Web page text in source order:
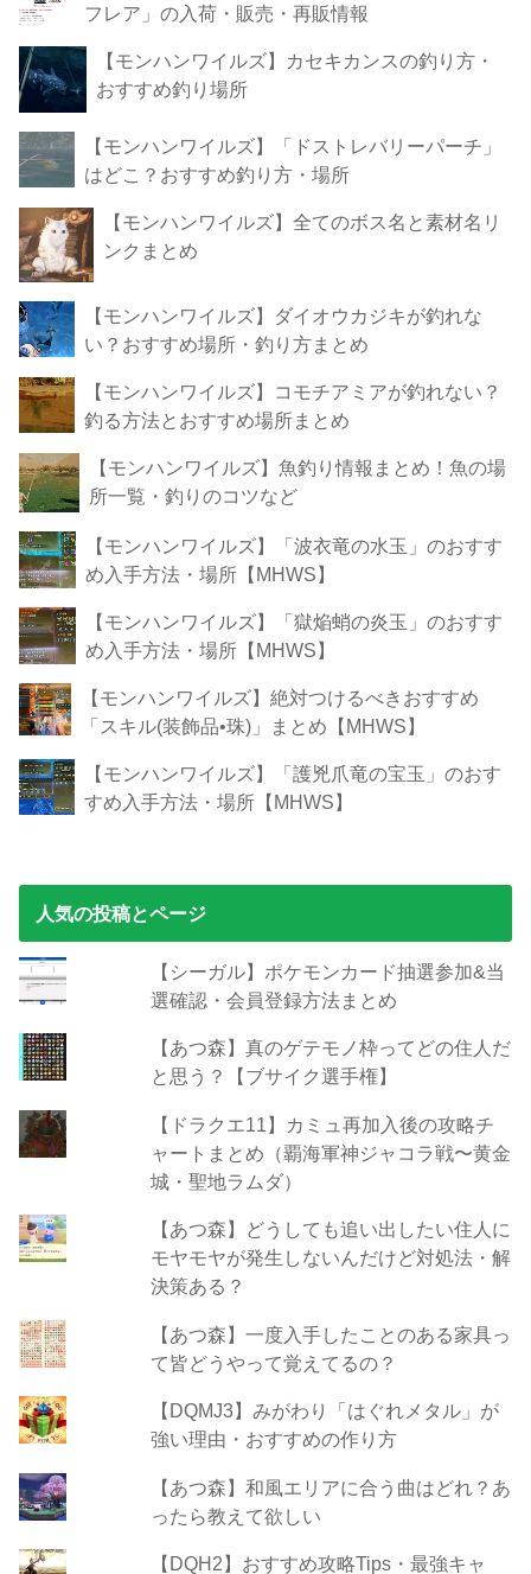
フレア」の入荷・販売・再販情報
【モンハンワイルズ】カセキカンスの釣り方・
おすすめ釣り場所
【モンハンワイルズ】「ドストレバリーパーチ」
はどこ？おすすめ釣り方・場所
【モンハンワイルズ】全てのボス名と素材名リ
ンクまとめ
【モンハンワイルズ】ダイオウカジキが釣れな
い？おすすめ場所・釣り方まとめ
【モンハンワイルズ】コモチアミアが釣れない？
釣る方法とおすすめ場所まとめ
【モンハンワイルズ】魚釣り情報まとめ！魚の場
所一覧・釣りのコツなど
【モンハンワイルズ】「波衣竜の水玉」のおすす
め入手方法・場所【MHWS】
【モンハンワイルズ】「獄焔蛸の炎玉」のおすす
め入手方法・場所【MHWS】
【モンハンワイルズ】絶対つけるべきおすすめ
「スキル(装飾品•珠)」まとめ【MHWS】
【モンハンワイルズ】「護兇爪竜の宝玉」のおす
すめ入手方法・場所【MHWS】
人気の投稿とページ
【シーガル】ポケモンカード抽選参加&当
選確認・会員登録方法まとめ
【あつ森】真のゲテモノ枠ってどの住人だ
と思う？【ブサイク選手権】
【ドラクエ11】カミュ再加入後の攻略チ
ャートまとめ（覇海軍神ジャコラ戦〜黄金
城・聖地ラムダ）
【あつ森】どうしても追い出したい住人に
モヤモヤが発生しないんだけど対処法・解
決策ある？
【あつ森】一度入手したことのある家具っ
て皆どうやって覚えてるの？
【DQMJ3】みがわり「はぐれメタル」が
強い理由・おすすめの作り方
【あつ森】和風エリアに合う曲はどれ？あ
ったら教えて欲しい
【DQH2】おすすめ攻略Tips・最強キャ